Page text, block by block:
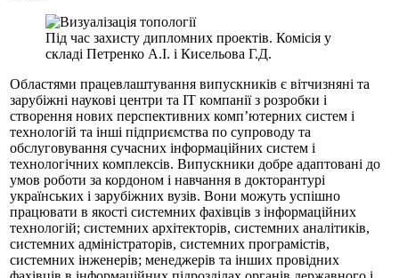
Під час захисту дипломних проектів. Комісія у
складі Петренко А.І. і Кисельова Г.Д.
Областями працевлаштування випускників є вітчизняні та
зарубіжні наукові центри та ІТ компанії з розробки і
створення нових перспективних комп’ютерних систем і
технологій та інші підприємства по супроводу та
обслуговування сучасних інформаційних систем і
технологічних комплексів. Випускники добре адаптовані до
умов роботи за кордоном і навчання в докторантурі
українських і зарубіжних вузів. Вони можуть успішно
працювати в якості системних фахівців з інформаційних
технологій; системних архітекторів, системних аналітиків,
системних адміністраторів, системних програмістів,
системних інженерів; менеджерів та інших провідних